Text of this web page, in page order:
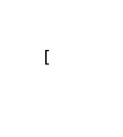
] [